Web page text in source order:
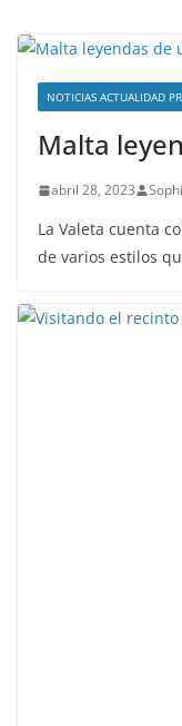
NOTICIAS ACTUALIDAD
Malta
abril 28, 2023
La Valeta cuenta
de varios estilos